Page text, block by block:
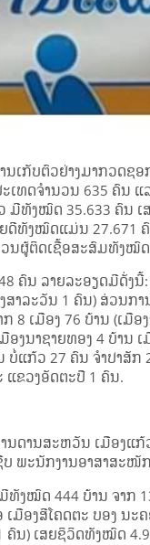
ເກັບຕົວຢ່າງມາກວດຊ
ທດຈຳນວນ 635 ຄົນ ແ
ມີທັງໝົດ 35.633 ຄົນ
ທັງໝົດແມ່ນ 27.671
ນຜູ້ຕິດເຊື້ອສະສົມທັງໝົ
ນ ລາຍລະອຽດມີດັ່ງນີ້:
າລະວັນ 1 ຄົນ) ສ່ວນກ
8 ເມືອງ 76 ບ້ານ (ເມືອ
ງນາຊາຍທອງ 4 ບ້ານ
ບໍ່ແກ້ວ 27 ຄົນ ຈໍາປາສັ
ແຂວງອັດຕະປື 1 ຄົນ.
ນດານສະຫວັນ ເມືອງແ
ບ ພະນັກງານອາສາສະ
ງໝົດ 444 ບ້ານ ຈາກ
ເມືອງສີໂຄດຕະ ບອງ
ຄົນ) ເສຍຊິວິດທັງໝົດ